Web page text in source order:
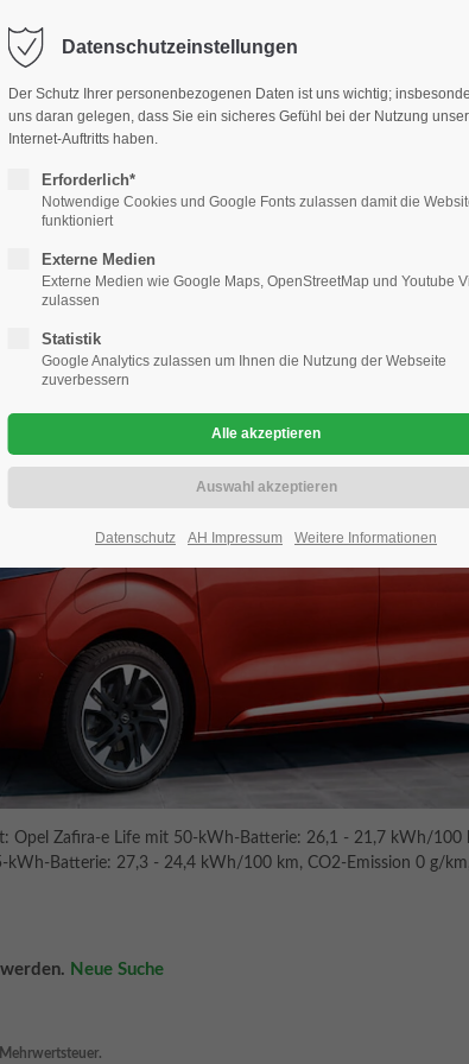
dolor sit amet:
/ 365days
support for our customers
8:00am - 5:00pm
Automobilcenter
030 76 76 73 28 0
kramm.de
Gewerbekunden Gebrauchtwagen
volution!
E
Zafira-e Life mit 50-kWh-Batterie: 26,1 - 21,7 kWh/100
Batterie: 27,3 - 24,4 kWh/100 km, CO2-Emission 0 g/
Neue Suche
Datenschutzeinstellungen
Der Schutz Ihrer personenbezogenen Daten ist uns wichtig;
uns daran gelegen, dass Sie ein sicheres Gefühl bei der Nutzung
Internet-Auftritts haben.
Erforderlich*
Notwendige Cookies und Google Fonts zulassen damit die
funktioniert
Externe Medien
Externe Medien wie Google Maps, OpenStreetMap und Youtube
zulassen
Statistik
Google Analytics zulassen um Ihnen die Nutzung der Webseite
zuverbessern
Datenschutz AH Impressum Weitere Informationen